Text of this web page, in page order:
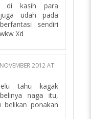
di kasih para
udah pada
sendiri
Xd
2012 AT
tahu kagak
naga itu,
belikan ponakan